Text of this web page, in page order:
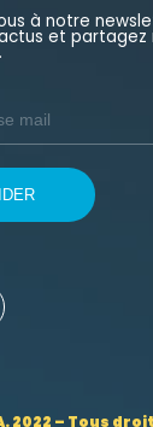
à notre
et partagez
2022 – Tous